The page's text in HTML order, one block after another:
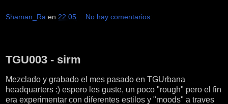
Shaman_Ra en 22:05 No hay comentarios:
TGU003 - sirm
Mezclado y grabado el mes pasado en TGUrbana
headquarters :) espero les guste, un poco "rough" pero el fin
era experimentar con diferentes estilos y "moods" a traves